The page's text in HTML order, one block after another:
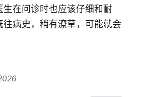
在问诊时也应该仔细和耐
往病史，稍有潦草，可能就会